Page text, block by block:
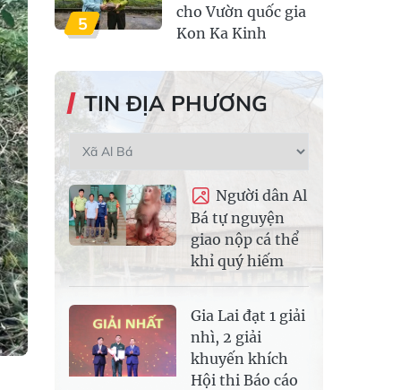
5
cho Vườn quốc gia
Kon Ka Kinh
TIN ĐỊA PHƯƠNG
Người dân Al
Bá tự nguyện
giao nộp cá thể
khỉ quý hiếm
Gia Lai đạt 1 giải
nhì, 2 giải
khuyến khích
Hội thi Báo cáo